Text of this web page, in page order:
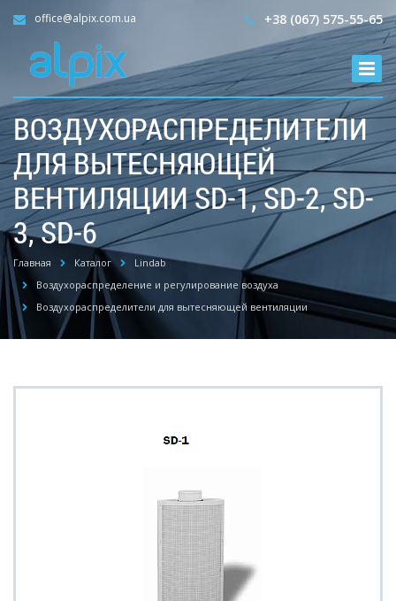
+38 (067) 575-55-65
office@alpix.com.ua
ВОЗДУХОРАСПРЕДЕЛИТЕЛИ
ДЛЯ ВЫТЕСНЯЮЩЕЙ
ВЕНТИЛЯЦИИ SD-1, SD-2, SD-
3, SD-6
Главная Каталог
Lindab
Воздухораспределение и регулирование воздуха
Воздухораспределители для вытесняющей вентиляции